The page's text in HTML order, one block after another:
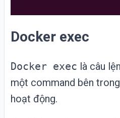
Docker exec
Docker exec là câu
một command bên
hoạt động.